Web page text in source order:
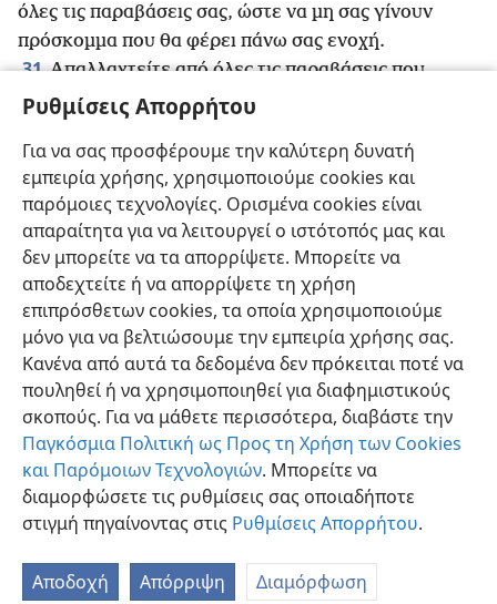
Ρυθμίσεις Απορρήτου
Για να σας προσφέρουμε την καλύτερη δυνατή
εμπειρία χρήσης, χρησιμοποιούμε cookies και
παρόμοιες τεχνολογίες. Ορισμένα cookies είναι
απαραίτητα για να λειτουργεί ο ιστότοπός μας και
δεν μπορείτε να τα απορρίψετε. Μπορείτε να
αποδεχτείτε ή να απορρίψετε τη χρήση
επιπρόσθετων cookies, τα οποία χρησιμοποιούμε
μόνο για να βελτιώσουμε την εμπειρία χρήσης σας.
Κανένα από αυτά τα δεδομένα δεν πρόκειται ποτέ να
πουληθεί ή να χρησιμοποιηθεί για διαφημιστικούς
σκοπούς. Για να μάθετε περισσότερα, διαβάστε την
Παγκόσμια Πολιτική ως Προς τη Χρήση των Cookies
και Παρόμοιων Τεχνολογιών. Μπορείτε να
διαμορφώσετε τις ρυθμίσεις σας οποιαδήποτε
στιγμή πηγαίνοντας στις Ρυθμίσεις Απορρήτου.
Αποδοχή Απόρριψη Διαμόρφωση
όλες τις παραβάσεις σας, ώστε να μη σας γίνουν
πρόσκομμα που θα φέρει πάνω σας ενοχή.
31 Απαλλαχτείτε από όλες τις παραβάσεις που
διαπράξατε +και αποκτήστε
32 »“Δεν βρίσκω ευχαρίστηση στον θάνατο
κανενός”,+δηλώνει ο Υπέρτατος Κύριος Ιεχωβά.
“Επιστρέψτε, λοιπόν, για να ζήσετε”».+
Ελληνική Κοινή Χρήση Προτιμήσεις
Copyright© 2026 Watch Tower Bible and Tract Society of Pennsylvania
Όροι Χρήσης Πολιτική Απορρήτου
Ρυθμίσεις Απορρήτου
JW.ORG
Σύνδεση